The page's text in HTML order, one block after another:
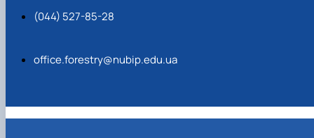
(044) 527-85-28
office.forestry@nubip.edu.ua